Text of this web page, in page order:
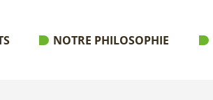
NOTRE PHILOSOPHIE